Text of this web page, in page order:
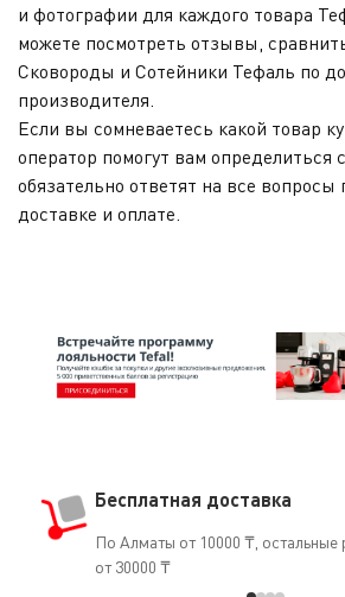
и фотографии для каждого товара
можете посмотреть отзывы,
Сковороды и Сотейники Тефаль по
производителя.
Если вы сомневаетесь какой товар
оператор помогут вам определиться
обязательно ответят на все вопросы
доставке и оплате.
Бесплатная доставка
По Алматы от 10000 ₸, остальные
от 30000 ₸